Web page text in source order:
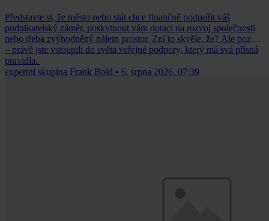
Představte si, že město nebo stát chce finančně podpořit váš
podnikatelský záměr, poskytnout vám dotaci na rozvoj společnosti
nebo třeba zvýhodněný nájem prostor. Zní to skvěle, že? Ale pozor
– právě jste vstoupili do světa veřejné podpory, který má svá přísná
pravidla.
expertní skupina Frank Bold • 6. srpna 2026, 07:39